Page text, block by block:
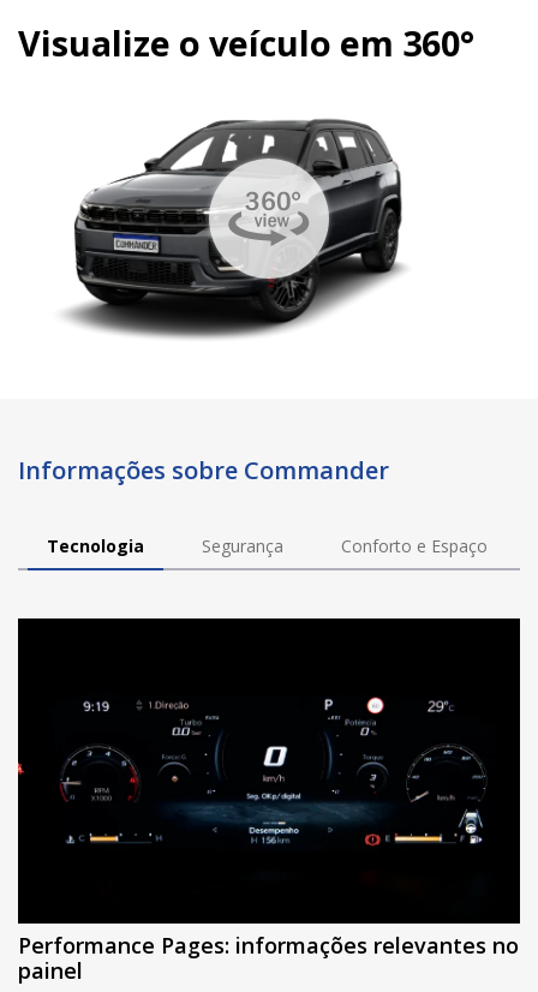
Visualize o veículo em 360°
Informações sobre Commander
Tecnologia Segurança Conforto e Espaço
Performance Pages: informações relevantes no
painel